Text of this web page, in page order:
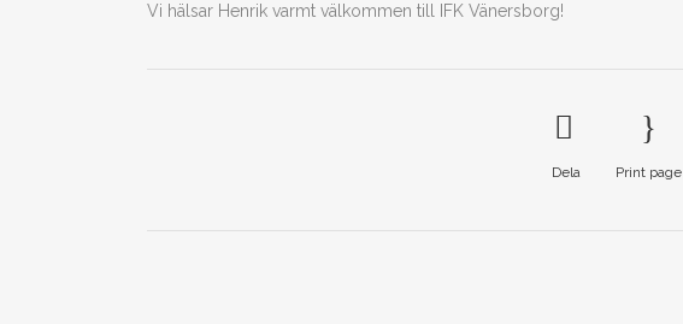
Vi hälsar Henrik varmt välkommen till IFK Vänersborg!
Dela Print page